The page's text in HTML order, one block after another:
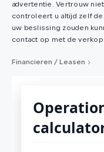
advertentie. Vertrouw
controleert u altijd zelf
uw beslissing zouden
contact op met de
Financieren / Leasen